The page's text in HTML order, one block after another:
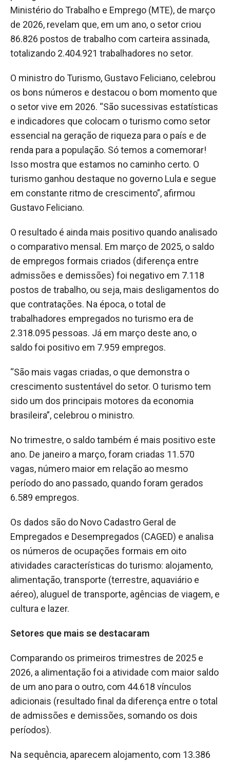
Ministério do Trabalho e Emprego (MTE), de março
de 2026, revelam que, em um ano, o setor criou
86.826 postos de trabalho com carteira assinada,
totalizando 2.404.921 trabalhadores no setor.
O ministro do Turismo, Gustavo Feliciano, celebrou
os bons números e destacou o bom momento que
o setor vive em 2026. “São sucessivas estatísticas
e indicadores que colocam o turismo como setor
essencial na geração de riqueza para o país e de
renda para a população. Só temos a comemorar!
Isso mostra que estamos no caminho certo. O
turismo ganhou destaque no governo Lula e segue
em constante ritmo de crescimento”, afirmou
Gustavo Feliciano.
O resultado é ainda mais positivo quando analisado
o comparativo mensal. Em março de 2025, o saldo
de empregos formais criados (diferença entre
admissões e demissões) foi negativo em 7.118
postos de trabalho, ou seja, mais desligamentos do
que contratações. Na época, o total de
trabalhadores empregados no turismo era de
2.318.095 pessoas. Já em março deste ano, o
saldo foi positivo em 7.959 empregos.
“São mais vagas criadas, o que demonstra o
crescimento sustentável do setor. O turismo tem
sido um dos principais motores da economia
brasileira”, celebrou o ministro.
No trimestre, o saldo também é mais positivo este
ano. De janeiro a março, foram criadas 11.570
vagas, número maior em relação ao mesmo
período do ano passado, quando foram gerados
6.589 empregos.
Os dados são do Novo Cadastro Geral de
Empregados e Desempregados (CAGED) e analisa
os números de ocupações formais em oito
atividades características do turismo: alojamento,
alimentação, transporte (terrestre, aquaviário e
aéreo), aluguel de transporte, agências de viagem, e
cultura e lazer.
Setores que mais se destacaram
Comparando os primeiros trimestres de 2025 e
2026, a alimentação foi a atividade com maior saldo
de um ano para o outro, com 44.618 vínculos
adicionais (resultado final da diferença entre o total
de admissões e demissões, somando os dois
períodos).
Na sequência, aparecem alojamento, com 13.386